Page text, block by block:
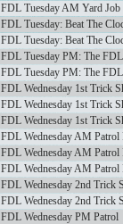
FDL Tuesday AM Yard Job
FDL Tuesday: Beat The
FDL Tuesday: Beat The
FDL Tuesday PM: The
FDL Tuesday PM: The
FDL Wednesday 1st Trick
FDL Wednesday 1st Trick
FDL Wednesday 1st Trick
FDL Wednesday AM Patrol
FDL Wednesday AM Patrol
FDL Wednesday AM Patrol
FDL Wednesday 2nd Trick
FDL Wednesday 2nd Trick
FDL Wednesday PM Patrol